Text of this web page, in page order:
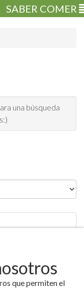
que permiten el
SABER COMER
una búsqueda